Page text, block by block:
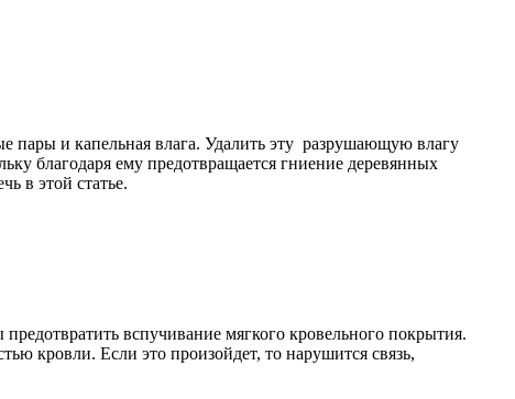
пары и капельная влага. Удалить эту разрушающую влагу
благодаря ему предотвращается гниение деревянных
в этой статье.
вспучивание мягкого кровельного покрытия.
кровли. Если это произойдет, то нарушится связь,